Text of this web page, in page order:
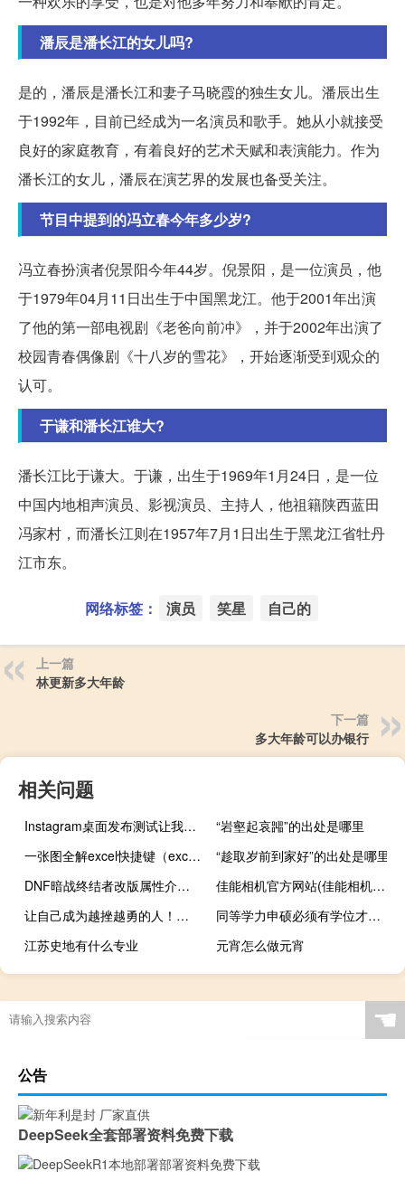
潘辰是潘长江的女儿吗?
是的，潘辰是潘长江和妻子马晓霞的独生女儿。潘辰出生
于1992年，目前已经成为一名演员和歌手。她从小就接受
良好的家庭教育，有着良好的艺术天赋和表演能力。作为
潘长江的女儿，潘辰在演艺界的发展也备受关注。
节目中提到的冯立春今年多少岁?
冯立春扮演者倪景阳今年44岁。倪景阳，是一位演员，他
于1979年04月11日出生于中国黑龙江。他于2001年出演
了他的第一部电视剧《老爸向前冲》，并于2002年出演了
校园青春偶像剧《十八岁的雪花》，开始逐渐受到观众的
认可。
于谦和潘长江谁大?
潘长江比于谦大。于谦，出生于1969年1月24日，是一位
中国内地相声演员、影视演员、主持人，他祖籍陕西蓝田
冯家村，而潘长江则在1957年7月1日出生于黑龙江省牡丹
江市东。
网络标签： 演员 笑星 自己的
上一篇
林更新多大年龄
下一篇
多大年龄可以办银行
相关问题
Instagram桌面发布测试让我们交叉手指
“岩壑起哀嘂”的出处是哪里
一张图全解excel快捷键（excel快捷键大全）
“趁取岁前到家好”的出处是哪里
DNF暗战终结者改版属性介绍（DNF暗战终结者改版介绍）
佳能相机官方网站(佳能相机（官网)）
让自己成为越挫越勇的人！失败没什么好伤心的
同等学力申硕必须有学位才能参与课程班学习吗
江苏史地有什么专业
元宵怎么做元宵
☚
公告
DeepSeek全套部署资料免费下载